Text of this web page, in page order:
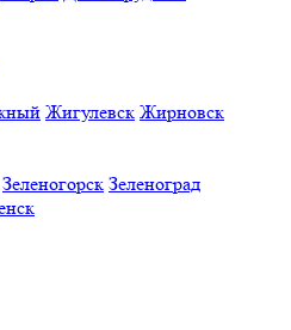
Жигулевск Жирновск
Зеленогорск Зеленоград